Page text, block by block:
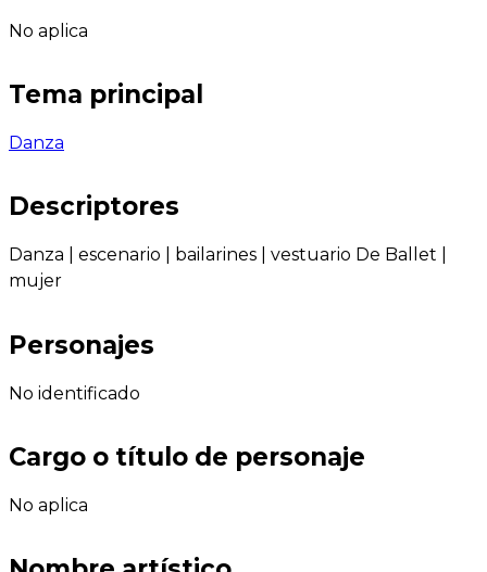
No aplica
Tema principal
Danza
Descriptores
Danza escenario bailarines vestuario De Ballet
mujer
Personajes
No identificado
Cargo o título de personaje
No aplica